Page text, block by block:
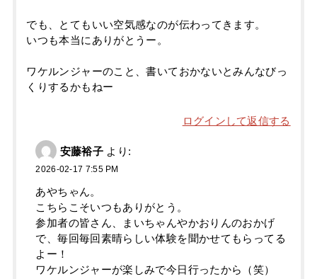
でも、とてもいい空気感なのが伝わってきます。
いつも本当にありがとうー。
ワケルンジャーのこと、書いておかないとみんなびっ
くりするかもねー
ログインして返信する
安藤裕子 より:
2026-02-17 7:55 PM
あやちゃん。
こちらこそいつもありがとう。
参加者の皆さん、まいちゃんやかおりんのおかげ
で、毎回毎回素晴らしい体験を聞かせてもらってる
よー！
ワケルンジャーが楽しみで今日行ったから（笑）